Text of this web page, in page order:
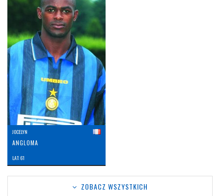
JOCELYN
ANGLOMA
LAT: 61
ZOBACZ WSZYSTKICH